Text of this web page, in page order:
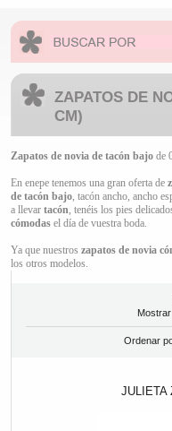
ZAPATOS DE
CM)
Zapatos de novia de tacón bajo de
En enepe tenemos una gran oferta de
de tacón bajo, tacón ancho, ancho
a llevar tacón, tenéis los pies
cómodas el día de vuestra boda.
Ya que nuestros zapatos de novia
los otros modelos.
Mostrar
Ordenar
JULIETA